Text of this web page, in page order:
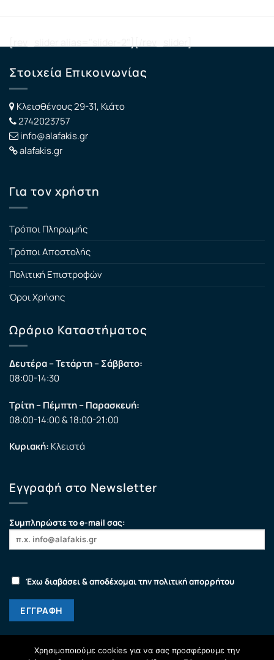
Στοιχεία Επικοινωνίας
Κλεισθένους 29-31, Κιάτο
2742023757
info@alafakis.gr
alafakis.gr
Για τον χρήστη
Τρόποι Πληρωμής
Τρόποι Αποστολής
Πολιτική Επιστροφών
Όροι Χρήσης
Ωράριο Καταστήματος
Δευτέρα – Τετάρτη – Σάββατο:
08:00-14:30
Τρίτη – Πέμπτη – Παρασκευή:
08:00-14:00 & 18:00-21:00
Κυριακή: Κλειστά
Εγγραφή στο Newsletter
Συμπληρώστε το e-mail σας:
Έχω διαβάσει & αποδέχομαι την πολιτική απορρήτου
Χρησιμοποιούμε cookies για να σας προσφέρουμε την